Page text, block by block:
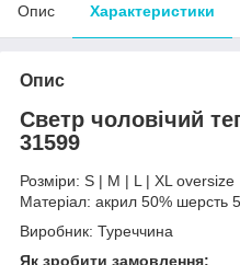
Опис Характеристики
Опис
Светр чоловічий
31599
Розміри: S | M | L | XL oversize
Матеріал: акрил 50% шерсть
Виробник: Туреччина
Як зробити замовлення: